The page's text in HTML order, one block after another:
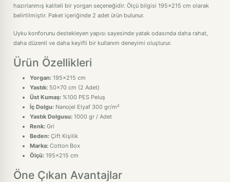
hazırlanmış kaliteli bir yorgan seçeneğidir. Ölçü bilgisi 195x215 cm olarak
belirtilmiştir. Paket içeriğinde 2 adet ürün bulunur.
Uyku konforunu destekleyen yapısı sayesinde yatak odasında daha rahat,
daha düzenli ve daha keyifli bir kullanım deneyimi oluşturur.
Ürün Özellikleri
Yorgan: 195x215 cm
Yastık: 50x70 cm (2 Adet)
Üst Kumaş: %100 PES Peluş
İç Dolgu: Nanojel Elyaf 300 gr/m²
Yastık Dolgusu: 1000 gr / Adet
Renk: Gri
Beden: Çift Kişilik
Marka: Cotton Box
Ölçü: 195x215 cm
Öne Çıkan Avantajlar